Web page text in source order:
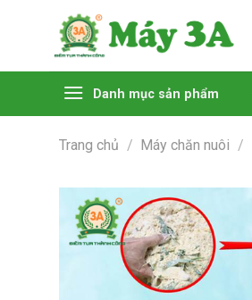
dung
Danh mục sản phẩm
Trang chủ / Máy chăn nuôi /